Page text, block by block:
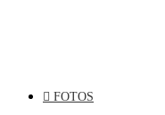
FOTOS